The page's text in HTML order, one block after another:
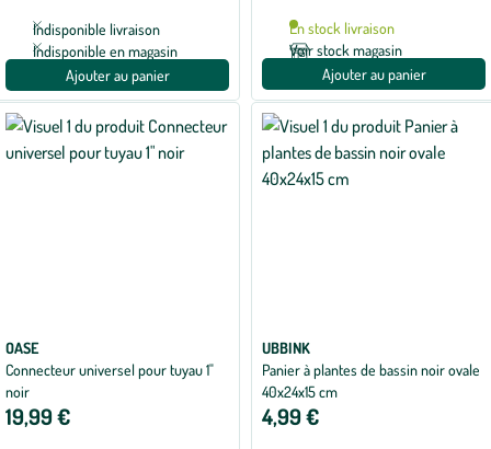
Indisponible livraison
Indisponible en magasin
Ajouter au panier
En stock livraison
Voir stock magasin
Ajouter au panier
OASE
Connecteur universel pour tuyau 1"
noir
19,99 €
UBBINK
Panier à plantes de bassin noir ovale
40x24x15 cm
4,99 €